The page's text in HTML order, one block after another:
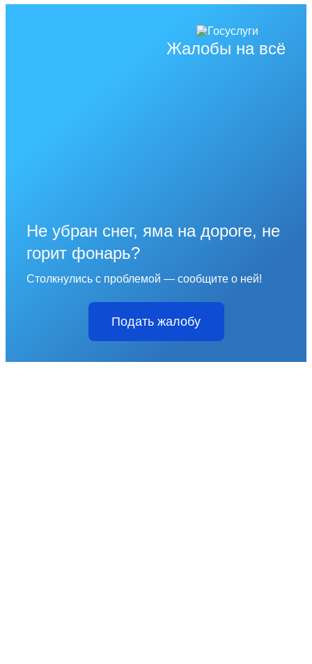
Жалобы на всё
Не убран снег, яма на дороге, не
горит фонарь?
Столкнулись с проблемой — сообщите о ней!
Подать жалобу